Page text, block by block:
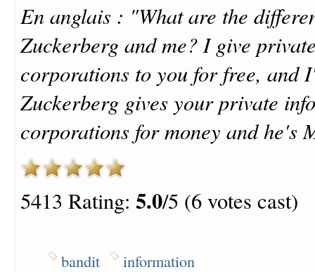
En anglais : "What are the
Zuckerberg and me? I give
corporations to you for free, and
Zuckerberg gives your private
corporations for money and he's
5413 Rating: 5.0/5 (6 votes cast)
bandit information